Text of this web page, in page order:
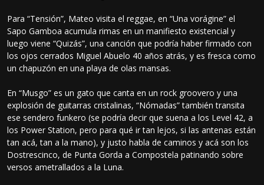
Para “Tensión”, Mateo visita el reggae, en “Una vorágine” el
Sapo Gamboa acumula rimas en un manifiesto existencial y
luego viene “Quizás”, una canción que podría haber firmado con
los ojos cerrados Miguel Abuelo 40 años atrás, y es fresca como
un chapuzón en una playa de olas mansas.
En “Musgo” es un gato que canta en un rock groovero y una
explosión de guitarras cristalinas, “Nómadas” también transita
ese sendero funkero (se podría decir que suena a los Level 42, a
los Power Station, pero para qué ir tan lejos, si las antenas están
tan acá, tan a la mano), y justo habla de caminos y acá son los
Dostrescinco, de Punta Gorda a Compostela patinando sobre
versos ametrallados a la Luna.